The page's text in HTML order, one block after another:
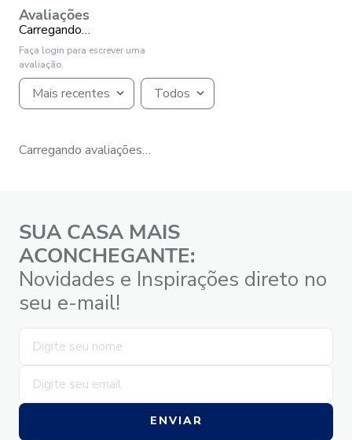
Avaliações
Carregando…
Faça login para escrever uma
avaliação.
Mais recentes Todos
Carregando avaliações…
SUA CASA MAIS
ACONCHEGANTE:
Novidades e Inspirações direto no
seu e-mail!
ENVIAR